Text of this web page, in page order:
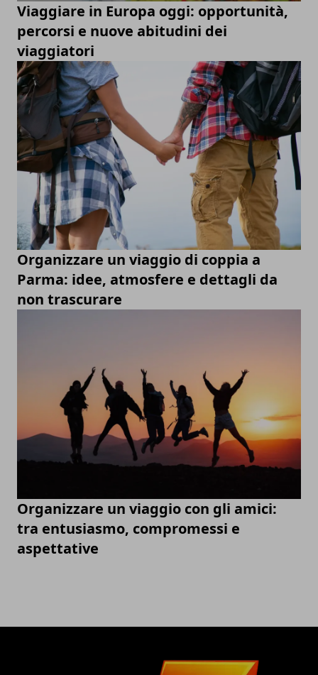
Viaggiare in Europa oggi: opportunità,
percorsi e nuove abitudini dei
viaggiatori
Organizzare un viaggio di coppia a
Parma: idee, atmosfere e dettagli da
non trascurare
Organizzare un viaggio con gli amici:
tra entusiasmo, compromessi e
aspettative